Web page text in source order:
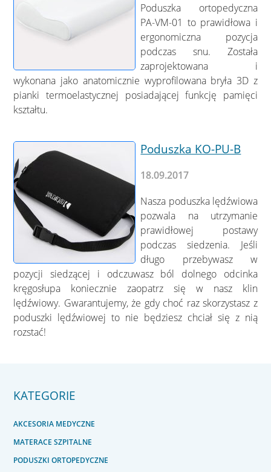
Poduszka ortopedyczna
PA-VM-01 to prawidłowa i
ergonomiczna pozycja
podczas snu. Została
zaprojektowana i
wykonana jako anatomicznie wyprofilowana bryła 3D z
pianki termoelastycznej posiadającej funkcję pamięci
kształtu.
Poduszka KO-PU-B
18.09.2017
Nasza poduszka lędźwiowa
pozwala na utrzymanie
prawidłowej postawy
podczas siedzenia. Jeśli
długo przebywasz w
pozycji siedzącej i odczuwasz ból dolnego odcinka
kręgosłupa koniecznie zaopatrz się w nasz klin
lędźwiowy. Gwarantujemy, że gdy choć raz skorzystasz z
poduszki lędźwiowej to nie będziesz chciał się z nią
rozstać!
KATEGORIE
AKCESORIA MEDYCZNE
MATERACE SZPITALNE
PODUSZKI ORTOPEDYCZNE